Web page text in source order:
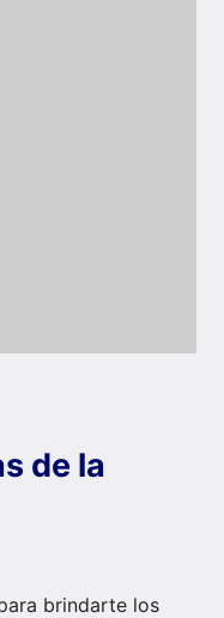
de la
brindarte los